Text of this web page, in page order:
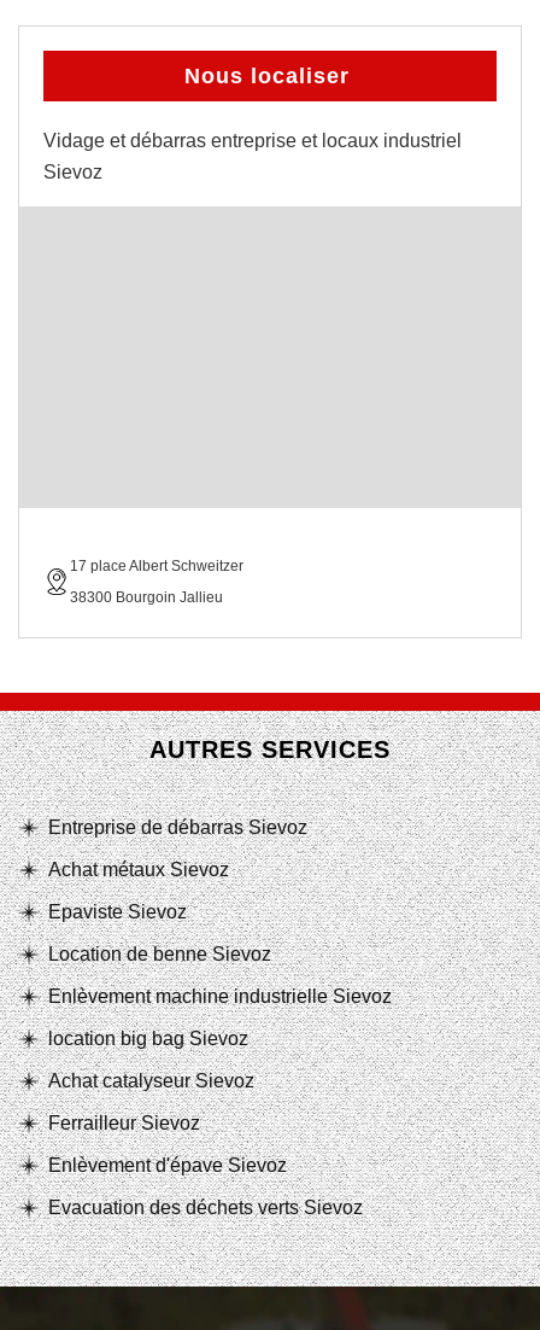
Nous localiser
Vidage et débarras entreprise et locaux industriel
Sievoz
17 place Albert Schweitzer
38300 Bourgoin Jallieu
AUTRES SERVICES
Entreprise de débarras Sievoz
Achat métaux Sievoz
Epaviste Sievoz
Location de benne Sievoz
Enlèvement machine industrielle Sievoz
location big bag Sievoz
Achat catalyseur Sievoz
Ferrailleur Sievoz
Enlèvement d'épave Sievoz
Evacuation des déchets verts Sievoz